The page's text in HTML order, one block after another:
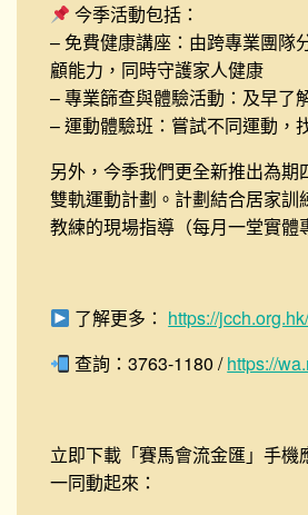
今季活動包括：
– 免費健康講座：由跨專業團隊
顧能力，同時守護家人健康
– 專業篩查與體驗活動：及早了
– 運動體驗班：嘗試不同運動，
另外，今季我們更全新推出為期
雙軌運動計劃 。計劃結合居家
教練的現場指導（每月一堂實
了解更多： https://
查詢：3763-1180 /https://
立即下載「賽馬會流金匯」手
一同動起來：